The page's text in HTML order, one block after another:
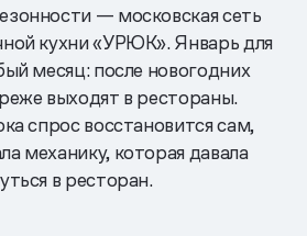
— московская сеть
кухни «УРЮК». Январь для
месяц: после новогодних
выходят в рестораны.
спрос восстановится сам,
механику, которая давала
в ресторан.